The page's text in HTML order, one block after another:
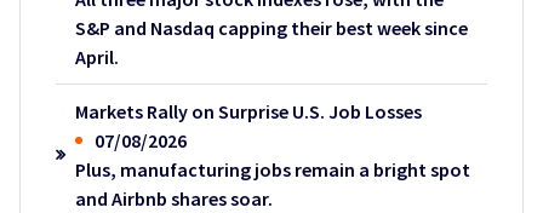
S&P and Nasdaq capping their best week since
April.
Markets Rally on Surprise U.S. Job Losses
07/08/2026
Plus, manufacturing jobs remain a bright spot
and Airbnb shares soar.